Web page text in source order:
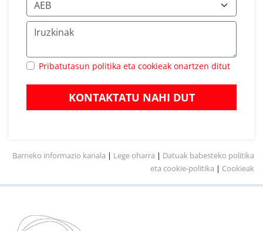
Pribatutasun politika eta cookieak onartzen ditut
KONTAKTATU NAHI DUT
Barneko informazio kanala | Lege oharra | Datuak babesteko politika
eta cookie-politika | Cookieak